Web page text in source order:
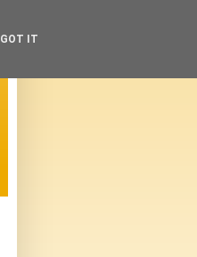
GOT IT